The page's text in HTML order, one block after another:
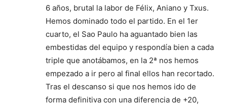
6 años, brutal la labor de Félix, Aniano y Txus.
Hemos dominado todo el partido. En el 1er
cuarto, el Sao Paulo ha aguantado bien las
embestidas del equipo y respondía bien a cada
triple que anotábamos, en la 2ª nos hemos
empezado a ir pero al final ellos han recortado.
Tras el descanso si que nos hemos ido de
forma definitiva con una diferencia de +20,